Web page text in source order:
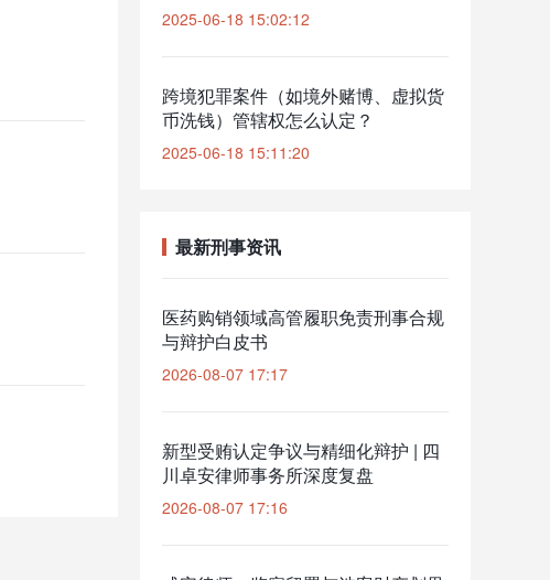
2025-06-18 15:02:12
跨境犯罪案件（如境外赌博、虚拟货
币洗钱）管辖权怎么认定？
2025-06-18 15:11:20
最新刑事资讯
医药购销领域高管履职免责刑事合规
与辩护白皮书
2026-08-07 17:17
新型受贿认定争议与精细化辩护 | 四
川卓安律师事务所深度复盘
2026-08-07 17:16